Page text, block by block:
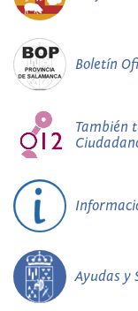
Boletín
También
Ayudas y